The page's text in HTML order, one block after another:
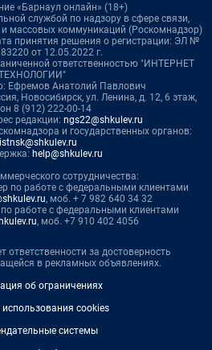
«Барнаул онлайн» (18+)
службой по надзору в сфере связи,
массовых коммуникаций (Роскомнадзор)
принятия решения о регистрации: ЭЛ №
от 12.05.2022 г.
ответственностью "ИНТЕРНЕТ
Ефремов Анатолий Павлович
Новосибирск, ул. Ленина, д. 12, 6 этаж,
8 (912) 222-00-14
редакции: ngs22@shkulev.ru
и государственных органов:
help@shkulev.ru
сотрудничества:
по работе с федеральными клиентами
, моб. + 7 982 640 34 32
работе с федеральными клиентами
, моб. +7 910 402 4056
ответственности за достоверность
в рекламных объявлениях.
об ограничениях
cookies
системы